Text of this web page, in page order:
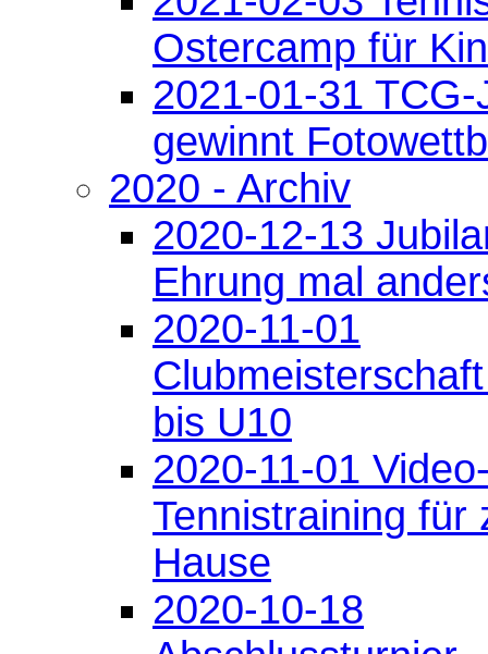
Ostercamp für
2021-01-31 TCG-
gewinnt
2020 - Archiv
2020-12-13
Ehrung mal
2020-11-01
bis U10
2020-11-01
Tennistraining für
Hause
2020-10-18